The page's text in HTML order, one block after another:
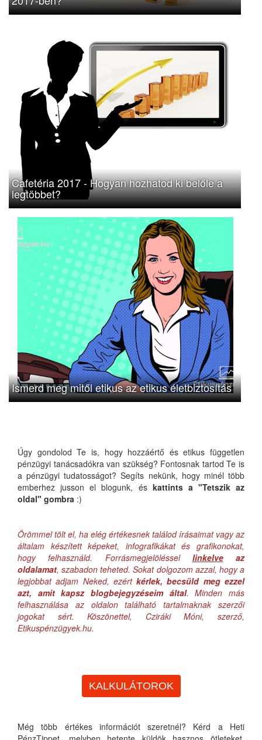
Cafetéria 2017 - Hogyan hozhatod ki belőle a
legtöbbet?
Ismerd meg mitől etikus az etikus életbiztosítás
Úgy gondolod Te is, hogy hozzáértő és etikus független
pénzügyi tanácsadókra van szükség? Fontosnak tartod Te is
a pénzügyi tudatosságot? Segíts nekünk, hogy minél több
emberhez jusson el blogunk, és kattints a "Tetszik az
oldal" gombra :)
Örömmel tölt el, ha elég értékesnek találod írásaimat vagy az
általam készített képeket, infografikákat és grafikonokat,
hogy felhasználd. Forrásmegjelöléssel linkelveaz
oldalamat, szabadon teheted. Sokat dolgozom azzal, hogy a
legjobbat adjam Neked, ezértkérlek, becsüld meg ezzel
azt, amit kapsz blogbejegyzéseim által. Minden más
felhasználása az oldalon található tartalmaknak szerzői
jogokat sért. Köszönettel, Cziráki Móni, szerző,
Etikuspénzügyek.hu.
KALKULÁTOROK
Még több értékes információt szeretnél? Kérd a Heti